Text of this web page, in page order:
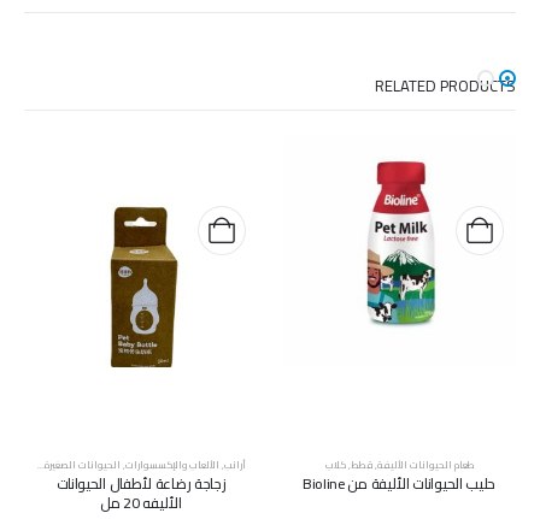
RELATED PRODUCTS
طعام الحيوانات الأليفة,قطط,كلاب
حليب الحيوانات الأليفة من Bioline
أرانب,الألعاب والإكسسوارات,الحيوانات الصغيرة,قطط
زجاجة رضاعة لأطفال الحيوانات
الأليفه 20 مل